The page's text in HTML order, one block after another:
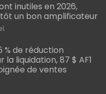
inutiles en 2026,
un bon amplificateur
% de réduction
liquidation, 87 $ AF1
de ventes